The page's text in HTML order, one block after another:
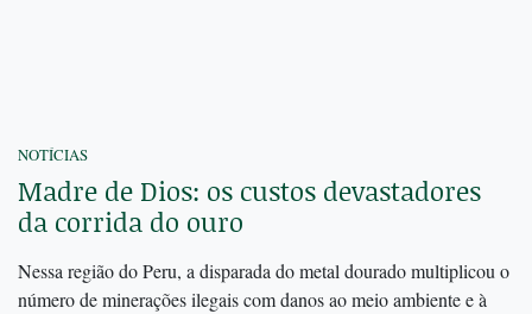
NOTÍCIAS
Madre de Dios: os custos devastadores
da corrida do ouro
Nessa região do Peru, a disparada do metal dourado multiplicou o
número de minerações ilegais com danos ao meio ambiente e à